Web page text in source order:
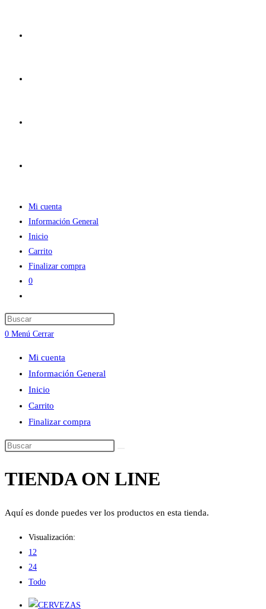
Mi cuenta
Información General
Inicio
Carrito
Finalizar compra
0
de
la
web
0 Menú Cerrar
Mi cuenta
Información General
Inicio
Carrito
Finalizar compra
Buscar
esta
TIENDA ON LINE
Aquí es donde puedes ver los productos en esta tienda.
Visualización:
12
24
Todo